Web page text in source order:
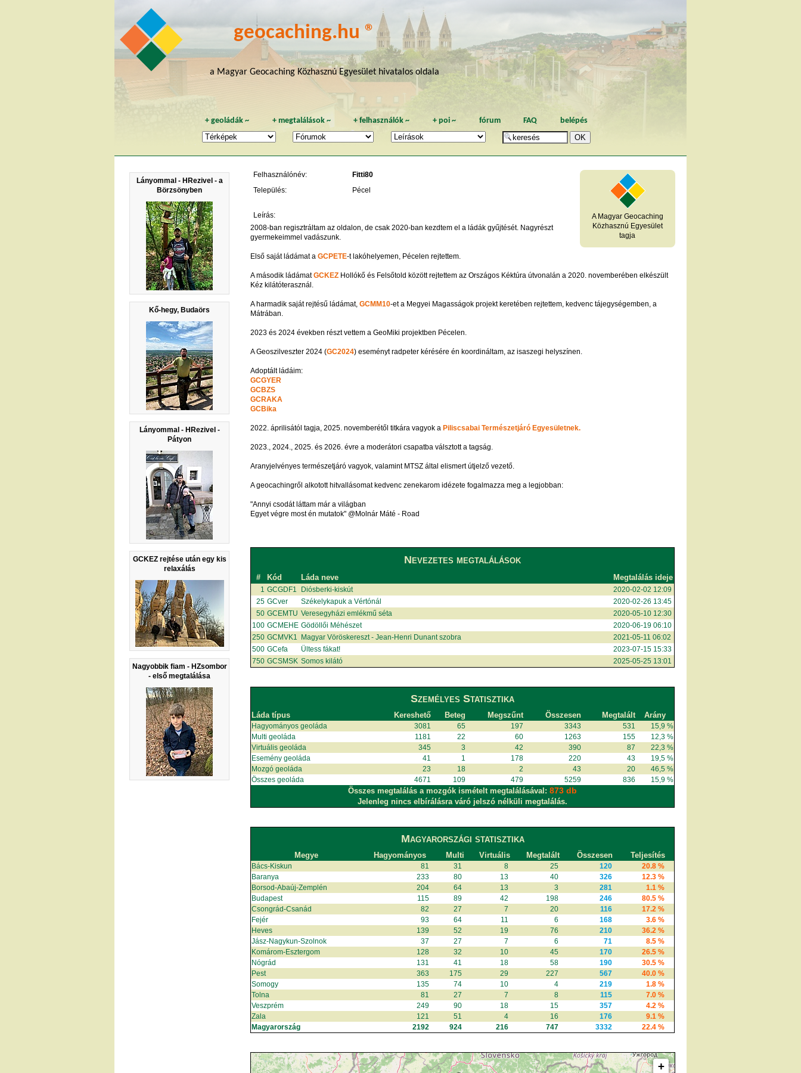
geocaching.hu ®
a Magyar Geocaching Közhasznú Egyesület hivatalos oldala
+geoládák ~ + megtalálások~ +felhasználók ~ + poi~ fórum FAQ belépés
Lányommal - HRezivel - a
Börzsönyben
Kő-hegy, Budaörs
Lányommal - HRezivel -
Pátyon
GCKEZ rejtése után egy kis
relaxálás
Nagyobbik fiam - HZsombor
- első megtalálása
A Magyar Geocaching
Közhasznú Egyesület
tagja
Felhasználónév:
Fitti80
Település:
Pécel
Leírás:
2008-ban regisztráltam az oldalon, de csak 2020-ban kezdtem el a ládák gyűjtését. Nagyrészt
gyermekeimmel vadászunk.
Első saját ládámat aGCPETE-t lakóhelyemen, Pécelen rejtettem.
A második ládámatGCKEZ Hollókő és Felsőtold között rejtettem az Országos Kéktúra útvonalán a 2020. novemberében elkészült
Kéz kilátóterasznál.
A harmadik saját rejtésű ládámat,GCMM10-et a Megyei Magasságok projekt keretében rejtettem, kedvenc tájegységemben, a
Mátrában.
2023 és 2024 években részt vettem a GeoMiki projektben Pécelen.
A Geoszilveszter 2024 (GC2024) eseményt radpeter kérésére én koordináltam, az isaszegi helyszínen.
Adoptált ládáim:
GCGYER
GCBZS
GCRAKA
GCBika
2022. áprilisától tagja, 2025. novemberétől titkára vagyok aPiliscsabai Természetjáró Egyesületnek.
2023., 2024., 2025. és 2026. évre a moderátori csapatba válsztott a tagság.
Aranyjelvényes természetjáró vagyok, valamint MTSZ által elismert útjelző vezető.
A geocachingről alkotott hitvallásomat kedvenc zenekarom idézete fogalmazza meg a legjobban:
"Annyi csodát láttam már a világban
Egyet végre most én mutatok" @Molnár Máté - Road
Nevezetes megtalálások
# Kód Láda neve Megtalálás ideje
1 GCGDF1 Diósberki-kiskút
2020-02-02 12:09
25 GCver Székelykapuk a Vértónál
2020-02-26 13:45
50 GCEMTU Veresegyházi emlékmű séta
2020-05-10 12:30
100 GCMEHE Gödöllői Méhészet
2020-06-19 06:10
250 GCMVK1 Magyar Vöröskereszt - Jean-Henri Dunant szobra
2021-05-11 06:02
500 GCefa Ültess fákat!
2023-07-15 15:33
750 GCSMSK Somos kilátó 2025-05-25 13:01
Személyes Statisztika
Láda típus Kereshető Beteg Megszűnt Összesen Megtalált Arány
Hagyományos geoláda 3081 65 197 3343 531
15,9 %
Multi geoláda
1181 22 60 1263 155
12,3 %
Virtuális geoláda
345 3 42 390 87
22,3 %
Esemény geoláda
41 1 178 220 43
19,5 %
Mozgó geoláda
23 18 2 43 20
46,5 %
Összes geoláda
4671 109 479 5259 836 15,9 %
Összes megtalálás a mozgók ismételt megtalálásával:873 db
Jelenleg nincs elbírálásra váró jelszó nélküli megtalálás.
Magyarországi statisztika
Megye Hagyományos Multi Virtuális Megtalált Összesen Teljesítés
Bács-Kiskun 81 31 8 25 120
20.8 %
Baranya
233 80 13 40 326
12.3 %
Borsod-Abaúj-Zemplén
204 64 13 3 281
1.1 %
Budapest
115 89 42 198 246
80.5 %
Csongrád-Csanád
82 27 7 20 116
17.2 %
Fejér
93 64 11 6 168
3.6 %
Heves
139 52 19 76 210
36.2 %
Jász-Nagykun-Szolnok
37 27 7 6 71
8.5 %
Komárom-Esztergom
128 32 10 45 170
26.5 %
Nógrád
131 41 18 58 190
30.5 %
Pest
363 175 29 227 567
40.0 %
Somogy
135 74 10 4 219
1.8 %
Tolna
81 27 7 8 115
7.0 %
Veszprém
249 90 18 15 357
4.2 %
Zala
121 51 4 16 176
9.1 %
Magyarország
2192 924 216 747 3332 22.4 %
+